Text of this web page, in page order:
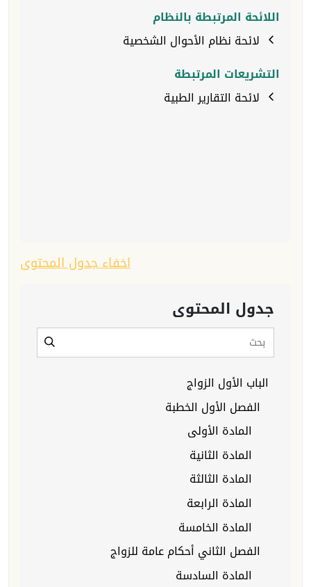
اللائحة المرتبطة بالنظام
لائحة نظام الأحوال الشخصية
التشريعات المرتبطة
لائحة التقارير الطبية
اخفاء جدول المحتوى
جدول المحتوى
الباب الأول الزواج
الفصل الأول الخطبة
المادة الأولى
المادة الثانية
المادة الثالثة
المادة الرابعة
المادة الخامسة
الفصل الثاني أحكام عامة للزواج
المادة السادسة